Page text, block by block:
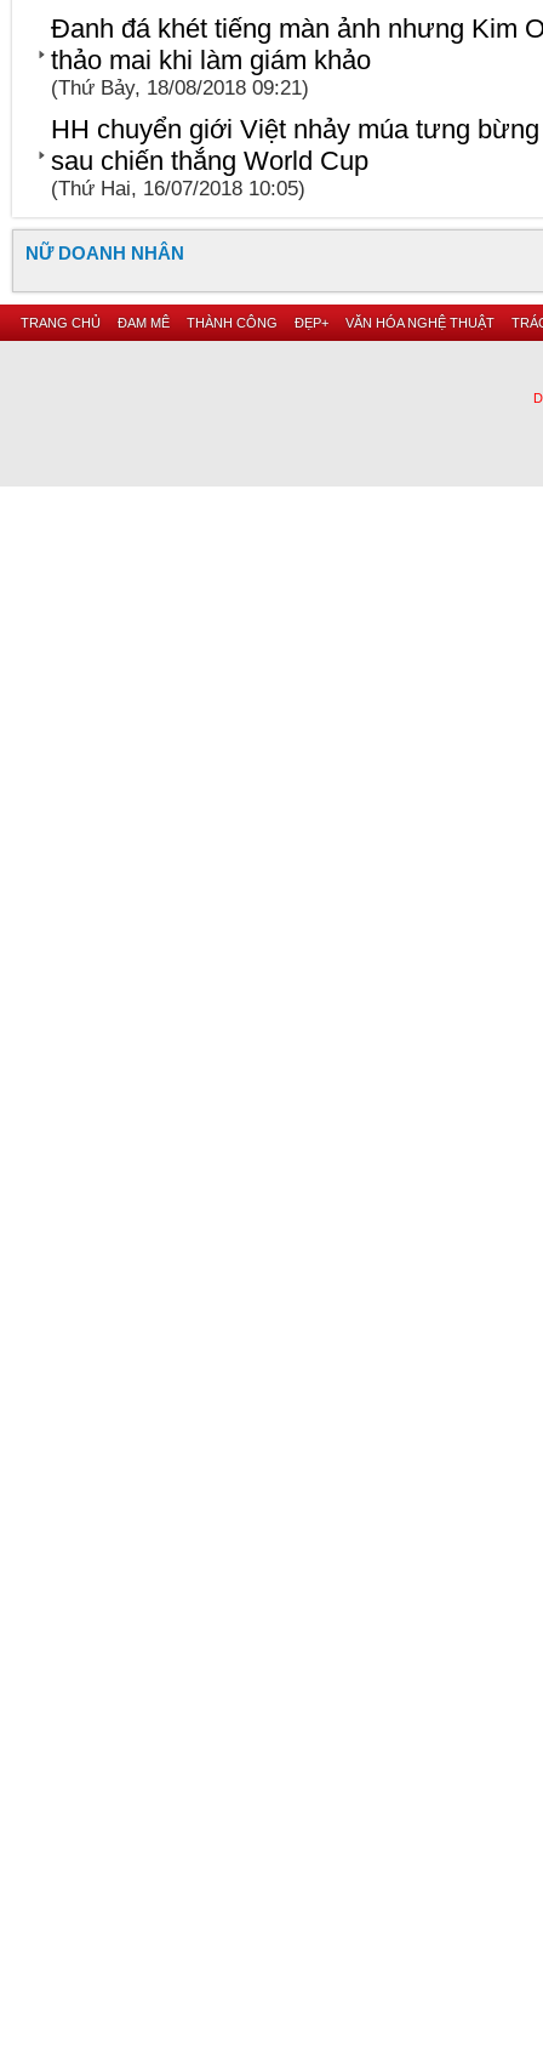
Đanh đá khét tiếng màn ảnh nhưng Kim
thảo mai khi làm giám khảo
(Thứ Bảy, 18/08/2018 09:21)
HH chuyển giới Việt nhảy múa tưng
sau chiến thắng World Cup
(Thứ Hai, 16/07/2018 10:05)
NỮ DOANH NHÂN
TRANG CHỦ ĐAM MÊ THÀNH CÔNG ĐẸP+ VĂN HÓA NGHỆ THUẬT